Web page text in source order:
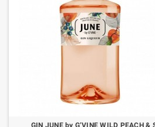
GIN JUNE by G’VINE WILD PEACH &